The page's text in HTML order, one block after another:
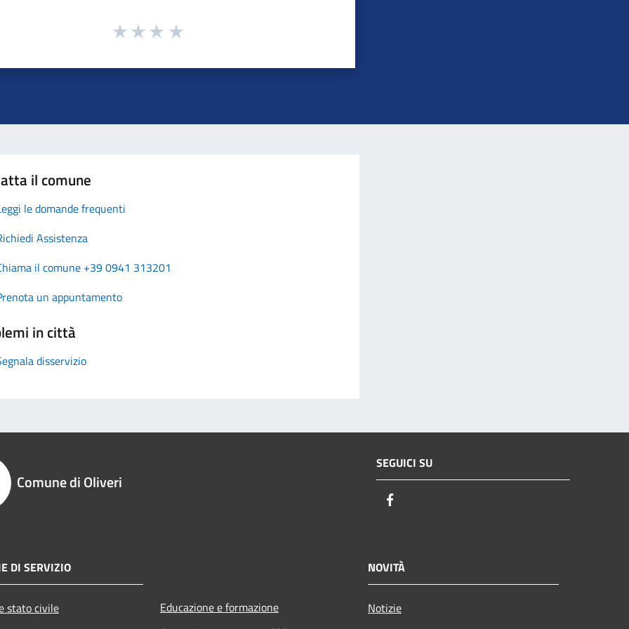
il comune
le domande frequenti
Assistenza
il comune +39 0941 313201
un appuntamento
in città
disservizio
Comune di Oliveri
SEGUICI SU
DI SERVIZIO
stato civile
Educazione e formazione
NOVITÀ
Notizie